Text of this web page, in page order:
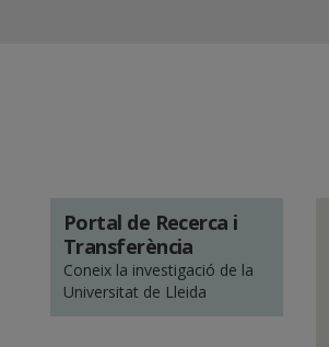
Portal de Recerca i
Transferència
Coneix la investigació de la
Universitat de Lleida